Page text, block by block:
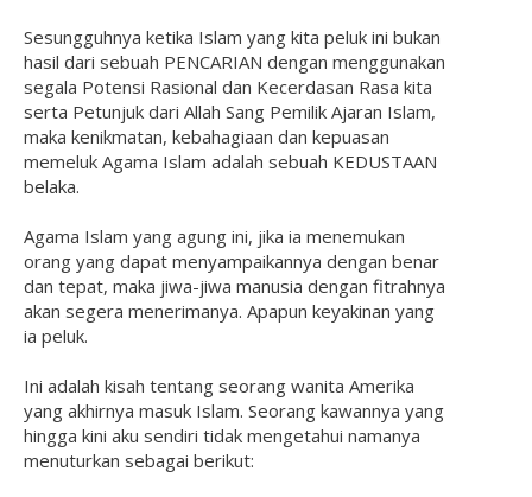
Sesungguhnya ketika Islam yang kita peluk ini bukan
hasil dari sebuah PENCARIAN dengan menggunakan
segala Potensi Rasional dan Kecerdasan Rasa kita
serta Petunjuk dari Allah Sang Pemilik Ajaran Islam,
maka kenikmatan, kebahagiaan dan kepuasan
memeluk Agama Islam adalah sebuah KEDUSTAAN
belaka.
Agama Islam yang agung ini, jika ia menemukan
orang yang dapat menyampaikannya dengan benar
dan tepat, maka jiwa-jiwa manusia dengan fitrahnya
akan segera menerimanya. Apapun keyakinan yang
ia peluk.
Ini adalah kisah tentang seorang wanita Amerika
yang akhirnya masuk Islam. Seorang kawannya yang
hingga kini aku sendiri tidak mengetahui namanya
menuturkan sebagai berikut: